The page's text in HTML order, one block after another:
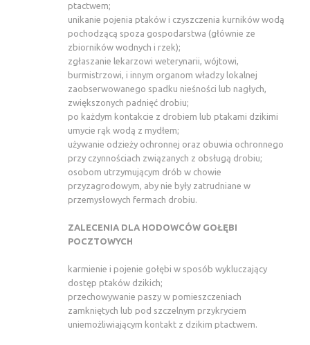
ptactwem;
unikanie pojenia ptaków i czyszczenia kurników wodą
pochodzącą spoza gospodarstwa (głównie ze
zbiorników wodnych i rzek);
zgłaszanie lekarzowi weterynarii, wójtowi,
burmistrzowi, i innym organom władzy lokalnej
zaobserwowanego spadku nieśności lub nagłych,
zwiększonych padnięć drobiu;
po każdym kontakcie z drobiem lub ptakami dzikimi
umycie rąk wodą z mydłem;
używanie odzieży ochronnej oraz obuwia ochronnego
przy czynnościach związanych z obsługą drobiu;
osobom utrzymującym drób w chowie
przyzagrodowym, aby nie były zatrudniane w
przemysłowych fermach drobiu.
ZALECENIA DLA HODOWCÓW GOŁĘBI
POCZTOWYCH
karmienie i pojenie gołębi w sposób wykluczający
dostęp ptaków dzikich;
przechowywanie paszy w pomieszczeniach
zamkniętych lub pod szczelnym przykryciem
uniemożliwiającym kontakt z dzikim ptactwem.